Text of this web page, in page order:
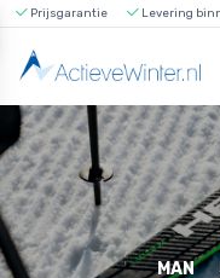
Prijsgarantie Levering
MAN